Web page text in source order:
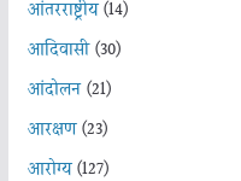
आंतरराष्ट्रीय(14)
आदिवासी(30)
आंदोलन(21)
आरक्षण(23)
आरोग्य(127)